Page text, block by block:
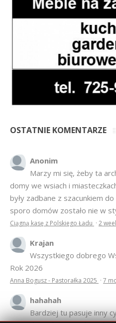
OSTATNIE KOMENTARZE
Anonim
Marzy mi się, żeby ta
domy we wsiach i
były zadbane z szacunkiem
sporo domów zostało nie w
Ciągną kasę z Polskiego Ładu · 2
Krajan
Wszystkiego dobrego
Rok 2026
Anna Bogusz - Pastorałka 2025 · 7
hahahah
Bardziej tu pasuje inny